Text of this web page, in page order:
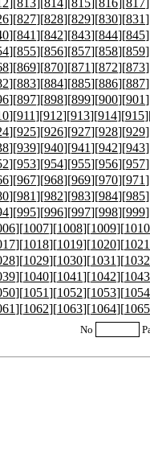
][827][828][829][830][831
][841][842][843][844][845
][855][856][857][858][859
][869][870][871][872][873
][883][884][885][886][887
][897][898][899][900][901
][911][912][913][914][915
][925][926][927][928][929
][939][940][941][942][943
][953][954][955][956][957
][967][968][969][970][971
][981][982][983][984][985
][995][996][997][998][999
][1007][1008][1009][1010
][1018][1019][1020][1021
][1029][1030][1031][1032
][1040][1041][1042][1043
][1051][1052][1053][1054
][1062][1063][1064][1065
No